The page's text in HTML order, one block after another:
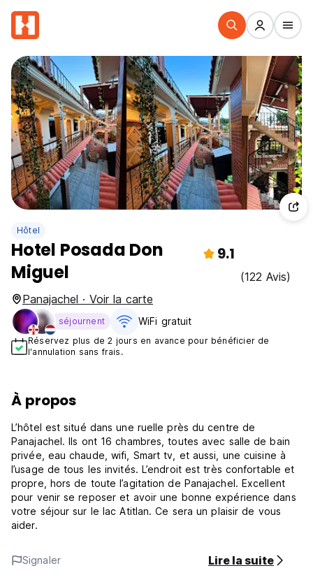
Hôtel
Hotel Posada Don
Miguel
9.1
(122 Avis)
Panajachel · Voir la carte
séjournent WiFi gratuit
Réservez plus de 2 jours en avance pour bénéficier de
l'annulation sans frais.
À propos
L’hôtel est situé dans une ruelle près du centre de
Panajachel. Ils ont 16 chambres, toutes avec salle de bain
privée, eau chaude, wifi, Smart tv, et aussi, une cuisine à
l’usage de tous les invités. L’endroit est très confortable et
propre, hors de toute l’agitation de Panajachel. Excellent
pour venir se reposer et avoir une bonne expérience dans
votre séjour sur le lac Atitlan. Ce sera un plaisir de vous
aider.
Signaler Lire la suite